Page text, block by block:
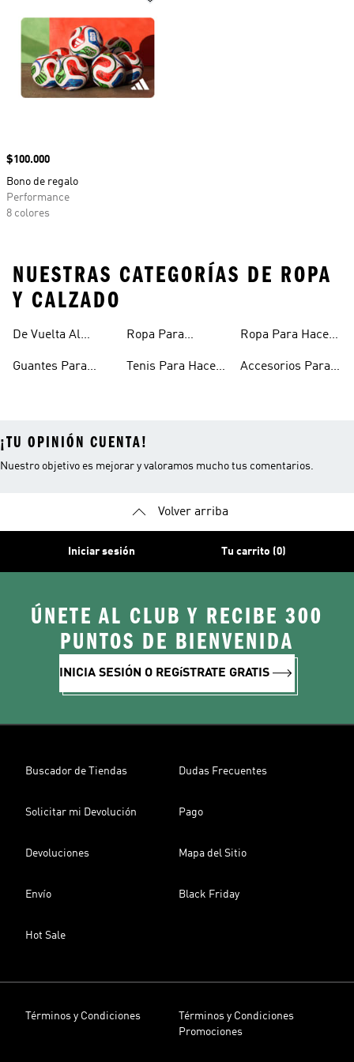
Precio
$100.000
Bono de regalo
Performance
8 colores
NUESTRAS CATEGORÍAS DE ROPA
Y CALZADO
De Vuelta Al
Guantes Para
Ropa Para
Entrenamiento
Tenis Para Hacer
Entrenar
Ropa Para Hacer
Accesorios Para
¡TU OPINIÓN CUENTA!
Nuestro objetivo es mejorar y valoramos mucho tus comentarios.
Volver arriba
Iniciar sesión Tu carrito (0)
ÚNETE AL CLUB Y RECIBE 300
PUNTOS DE BIENVENIDA
INICIA SESIÓN O REGíSTRATE GRATIS
Buscador de Tiendas Dudas Frecuentes
Solicitar mi Devolución Pago
Devoluciones Mapa del Sitio
Envío Black Friday
Hot Sale
Términos y Condiciones
Términos y Condiciones
Promociones